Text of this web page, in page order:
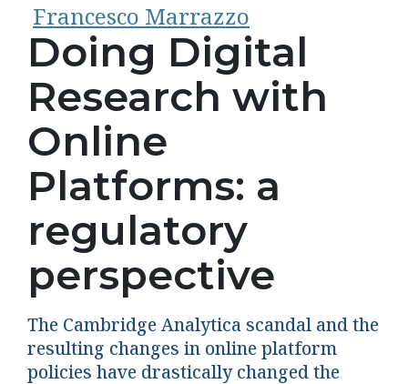
Francesco Marrazzo
Doing Digital
Research with
Online
Platforms: a
regulatory
perspective
The Cambridge Analytica scandal and the
resulting changes in online platform
policies have drastically changed the